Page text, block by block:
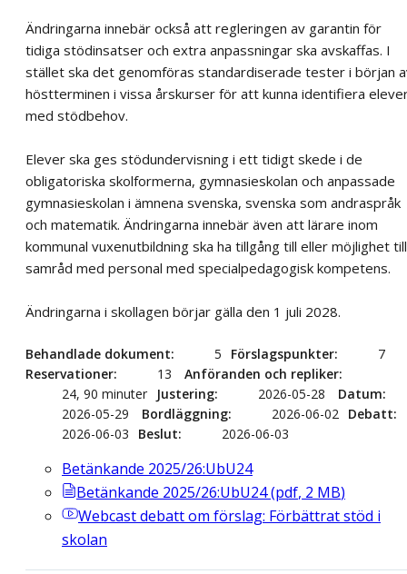
Ändringarna innebär också att regleringen av garantin för
tidiga stödinsatser och extra anpassningar ska avskaffas. I
stället ska det genomföras standardiserade tester i början
höstterminen i vissa årskurser för att kunna identifiera
med stödbehov.
Elever ska ges stödundervisning i ett tidigt skede i de
obligatoriska skolformerna, gymnasieskolan och anpassade
gymnasieskolan i ämnena svenska, svenska som andraspråk
och matematik. Ändringarna innebär även att lärare inom
kommunal vuxenutbildning ska ha tillgång till eller möjlighet till
samråd med personal med specialpedagogisk kompetens.
Ändringarna i skollagen börjar gälla den 1 juli 2028.
Behandlade dokument 5 Förslagspunkter
7
Reservationer
13
Anföranden och repliker
24, 90 minuter
Justering 2026-05-28
Datum
2026-05-29
Bordläggning 2026-06-02
Debatt
2026-06-03
Beslut 2026-06-03
Betänkande 2025/26:UbU24
Betänkande 2025/26:UbU24(pdf, 2 MB)
Webcastdebatt om förslag: Förbättrat stöd i
skolan